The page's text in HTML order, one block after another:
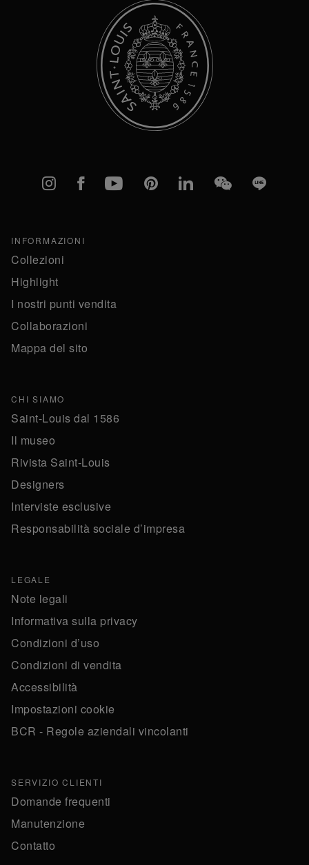
Instagram
FacebookYouTubePinterestlinkedInWeChatLine
INFORMAZIONI
Collezioni
Highlight
I nostri punti vendita
Collaborazioni
Mappa del sito
CHI SIAMO
Saint-Louis dal 1586
Il museo
Rivista Saint-Louis
Designers
Interviste esclusive
Responsabilità sociale d’impresa
LEGALE
Note legali
Informativa sulla privacy
Condizioni d’uso
Condizioni di vendita
Accessibilità
Impostazioni cookie
BCR - Regole aziendali vincolanti
SERVIZIO CLIENTI
Domande frequenti
Manutenzione
Contatto